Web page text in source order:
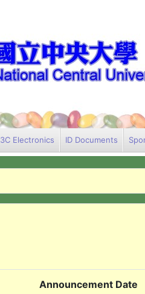
3C Electronics ID Documents
Announcement Date